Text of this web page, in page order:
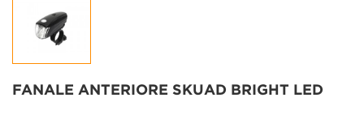
FANALE ANTERIORE SKUAD BRIGHT LED